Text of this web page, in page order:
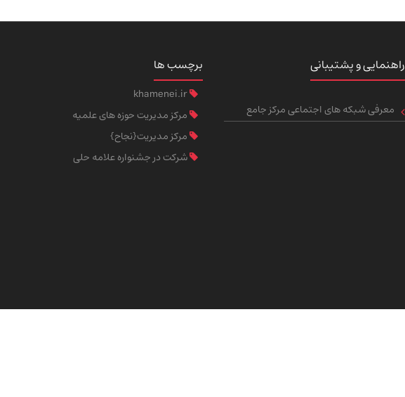
راهنمایی و پشتیبانی
معرفی شبکه های اجتماعی مرکز جامع
برچسب ها
khamenei.ir
مرکز مدیریت حوزه های علمیه
مرکز مدیریت{نجاح}
شرکت در جشنواره علامه حلی